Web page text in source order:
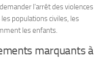
l’arrêt des violences
populations civiles, les
les enfants.
marquants à